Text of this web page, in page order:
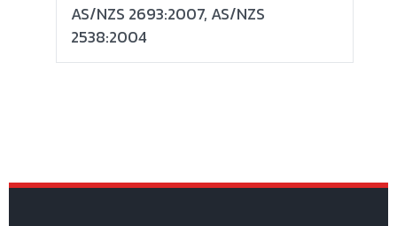
AS/NZS 2693:2007, AS/NZS
2538:2004